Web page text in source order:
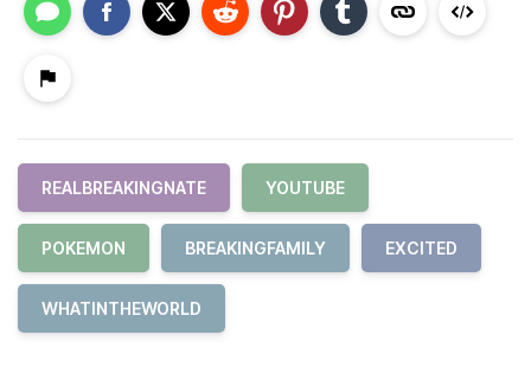
REALBREAKINGNATE YOUTUBE
POKEMON BREAKINGFAMILY EXCITED
WHATINTHEWORLD